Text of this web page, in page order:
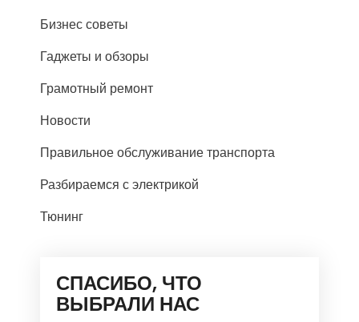
Бизнес советы
Гаджеты и обзоры
Грамотный ремонт
Новости
Правильное обслуживание транспорта
Разбираемся с электрикой
Тюнинг
СПАСИБО, ЧТО
ВЫБРАЛИ НАС